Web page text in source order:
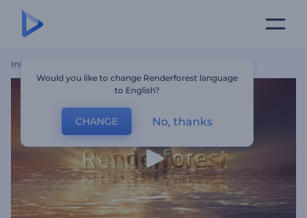
Inicio
Would you like to change Renderforest language
to English?
CHANGE No, thanks